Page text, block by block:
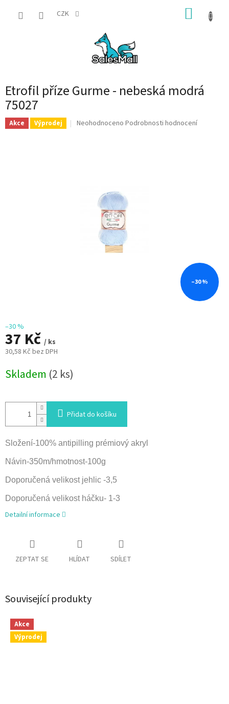
CZK
Etrofil příze Gurme - nebeská modrá
75027
Akce Výprodej
Průměrné
hvězdiček.
Neohodnoceno Podrobnosti hodnocení
–30 %
–30 %
37 Kč / ks
30,58 Kč bez DPH
cena:
Skladem (2 ks)
Přidat do košíku
Složení-100% antipilling prémiový akryl
Návin-350m/hmotnost-100g
Doporučená velikost jehlic -3,5
Doporučená velikost háčku- 1-3
Detailní informace
ZEPTAT SE HLÍDAT SDÍLET
Související produkty
Akce
Výprodej